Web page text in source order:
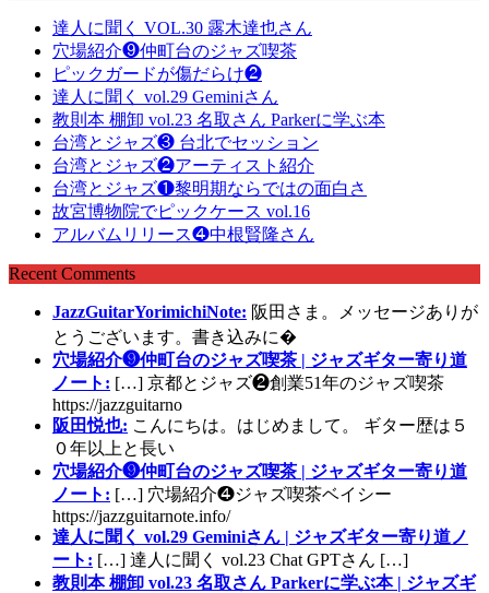
達人に聞く VOL.30 露木達也さん
穴場紹介❾仲町台のジャズ喫茶
ピックガードが傷だらけ❷
達人に聞く vol.29 Geminiさん
教則本 棚卸 vol.23 名取さん Parkerに学ぶ本
台湾とジャズ❸ 台北でセッション
台湾とジャズ❷アーティスト紹介
台湾とジャズ❶黎明期ならではの面白さ
故宮博物院でピックケース vol.16
アルバムリリース❹中根賢隆さん
Recent Comments
JazzGuitarYorimichiNote: 阪田さま。メッセージありが
とうございます。書き込みに�
穴場紹介❾仲町台のジャズ喫茶 | ジャズギター寄り道
ノート: […] 京都とジャズ❷創業51年のジャズ喫茶
https://jazzguitarno
阪田悦也: こんにちは。はじめまして。 ギター歴は５
０年以上と長い
穴場紹介❾仲町台のジャズ喫茶 | ジャズギター寄り道
ノート: […] 穴場紹介❹ジャズ喫茶ベイシー
https://jazzguitarnote.info/
達人に聞く vol.29 Geminiさん | ジャズギター寄り道ノ
ート: […] 達人に聞く vol.23 Chat GPTさん […]
教則本 棚卸 vol.23 名取さん Parkerに学ぶ本 | ジャズギ